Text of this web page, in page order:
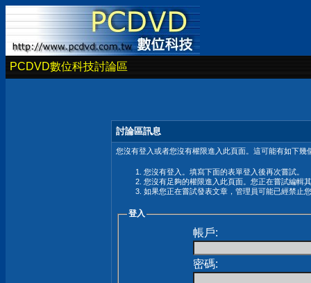
PCDVD數位科技討論區
討論區訊息
您沒有登入或者您沒有權限進入此頁面。這可能有如下幾
您沒有登入。填寫下面的表單登入後再次嘗試。
您沒有足夠的權限進入此頁面。您正在嘗試編輯
如果您正在嘗試發表文章，管理員可能已經禁止
登入
帳戶:
密碼: